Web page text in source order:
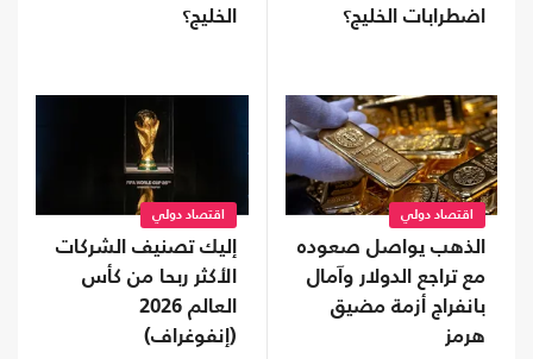
اضطرابات الخليج؟
الخليج؟
اقتصاد دولي
الذهب يواصل صعوده
مع تراجع الدولار وآمال
بانفراج أزمة مضيق
هرمز
اقتصاد دولي
إليك تصنيف الشركات
الأكثر ربحا من كأس
العالم 2026
(إنفوغراف)